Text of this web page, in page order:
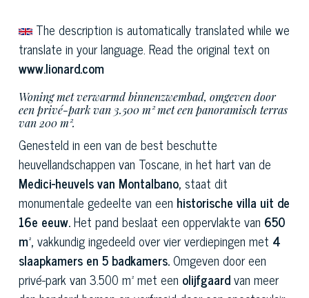
The description is automatically translated while we
translate in your language. Read the original text on
www.lionard.com
Woning met verwarmd binnenzwembad, omgeven door
een privé-park van 3.500 m² met een panoramisch terras
van 200 m².
Genesteld in een van de best beschutte
heuvellandschappen van Toscane, in het hart van de
Medici-heuvels van Montalbano, staat dit
monumentale gedeelte van een historische villa uit de
16e eeuw.Het pand beslaat een oppervlakte van 650
m², vakkundig ingedeeld over vier verdiepingen met 4
slaapkamers en 5 badkamers.Omgeven door een
privé-park van 3.500 m² met een olijfgaardvan meer